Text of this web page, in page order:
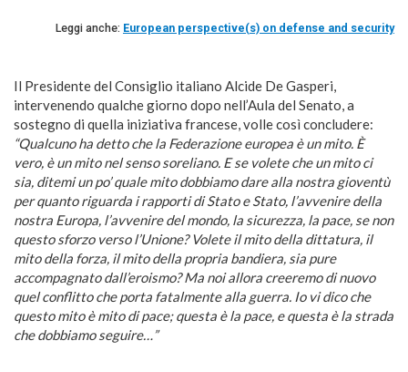
Leggi anche: European perspective(s) on defense and security
Il Presidente del Consiglio italiano Alcide De Gasperi,
intervenendo qualche giorno dopo nell’Aula del Senato, a
sostegno di quella iniziativa francese, volle così concludere:
“Qualcuno ha detto che la Federazione europea è un mito. È
vero, è un mito nel senso soreliano. E se volete che un mito ci
sia, ditemi un po’ quale mito dobbiamo dare alla nostra gioventù
per quanto riguarda i rapporti di Stato e Stato, l’avvenire della
nostra Europa, l’avvenire del mondo, la sicurezza, la pace, se non
questo sforzo verso l’Unione? Volete il mito della dittatura, il
mito della forza, il mito della propria bandiera, sia pure
accompagnato dall’eroismo? Ma noi allora creeremo di nuovo
quel conflitto che porta fatalmente alla guerra. Io vi dico che
questo mito è mito di pace; questa è la pace, e questa è la strada
che dobbiamo seguire…”